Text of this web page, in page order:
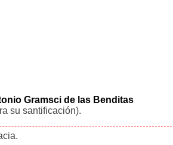
Gramsci de las Benditas
su santificación).